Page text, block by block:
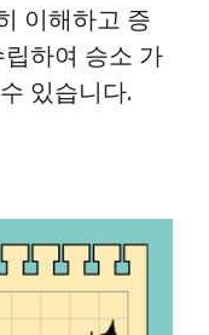
이해하고 증
하여 승소 가
있습니다.